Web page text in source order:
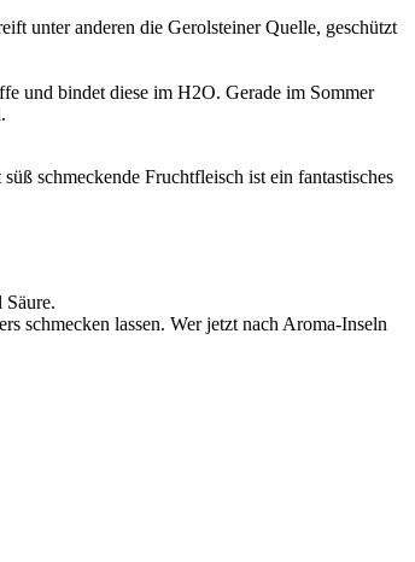
unter anderen die Gerolsteiner Quelle, geschützt
und bindet diese im H2O. Gerade im Sommer
schmeckende Fruchtfleisch ist ein fantastisches
schmecken lassen. Wer jetzt nach Aroma-Inseln